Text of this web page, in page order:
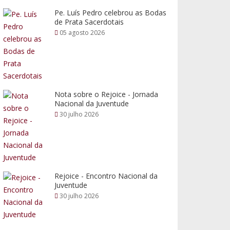
Pe. Luís Pedro celebrou as Bodas
de Prata Sacerdotais
05 agosto 2026
Nota sobre o Rejoice - Jornada
Nacional da Juventude
30 julho 2026
Rejoice - Encontro Nacional da
Juventude
30 julho 2026